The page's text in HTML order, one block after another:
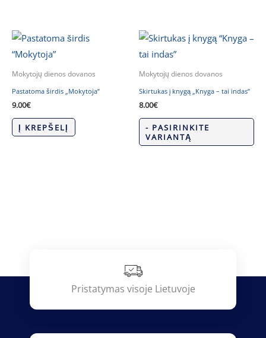
Mokytojų dienos dovanos
Pastatoma širdis „Mokytoja”
9.00€
Į KREPŠELĮ
Mokytojų dienos dovanos
Skirtukas į knygą „Knyga – tai indas”
8.00€
- PASIRINKITE
VARIANTĄ
Pristatymas visoje Lietuvoje